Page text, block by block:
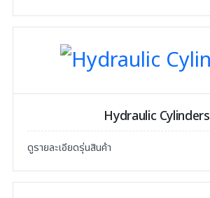
Hydraulic Cylinders
ดูรายละเอียดรุ่นสินค้า